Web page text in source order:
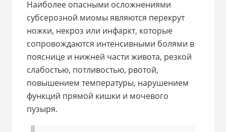
Наиболее опасными осложнениями
субсерозной миомы являются перекрут
ножки, некроз или инфаркт, которые
сопровождаются интенсивными болями в
пояснице и нижней части живота, резкой
слабостью, потливостью, рвотой,
повышением температуры, нарушением
функций прямой кишки и мочевого
пузыря.